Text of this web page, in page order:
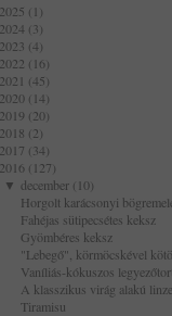
2025 (1)
2024 (3)
2023 (4)
2022 (16)
2021 (45)
2020 (14)
2019 (20)
2018 (2)
2017 (34)
2016 (127)
▼ december (10)
Horgolt karácsonyi
Fahéjas sütipecsétes keksz
Gyömbéres keksz
"Lebegő", körmöcskével
Vaníliás-kókuszos
A klasszikus virág alakú
Tiramisu